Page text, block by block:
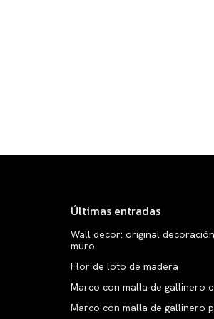
Últimas entradas
Wall decor: original
muro
Flor de loto de madera
Marco con malla de gallinero
Marco con malla de gallinero